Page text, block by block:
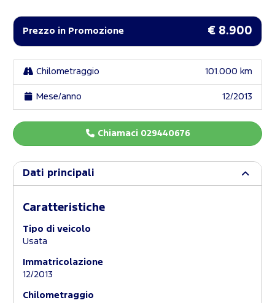
Prezzo in Promozione € 8.900
Chilometraggio 101.000 km
Mese/anno 12/2013
Chiamaci 029440676
Dati principali
Caratteristiche
Tipo di veicolo
Usata
Immatricolazione
12/2013
Chilometraggio